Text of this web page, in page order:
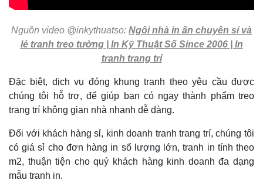
Nguồn video @inkythuatso: Ngôi nhà in ấn chuyên sỉ và
lẻ tranh treo tường | In Kỹ Thuật Số Since 2006 | In
tranh trang trí
Đặc biệt, dịch vụ đóng khung tranh theo yêu cầu được
chúng tôi hỗ trợ, để giúp bạn có ngay thành phẩm treo
trang trí không gian nhà nhanh dễ dàng.
Đối với khách hàng sỉ, kinh doanh tranh trang trí, chúng tôi
có giá sỉ cho đơn hàng in số lượng lớn, tranh in tính theo
m2, thuận tiện cho quý khách hàng kinh doanh đa dạng
mẫu tranh in.